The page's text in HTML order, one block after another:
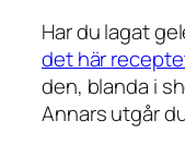
Har du lagat
det här
den, blanda i
Annars utgår